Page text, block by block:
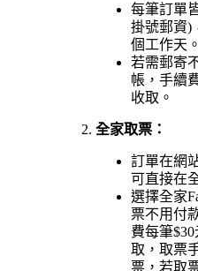
每筆訂單
掛號郵資)
個工作天。
若需郵寄
帳，手續
收取。
全家取票：
訂單在網
可直接在
選擇全家
票不用付
費每筆
取，取票
票，若取